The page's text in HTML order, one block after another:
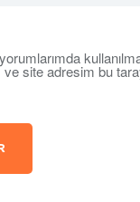
site adresim bu